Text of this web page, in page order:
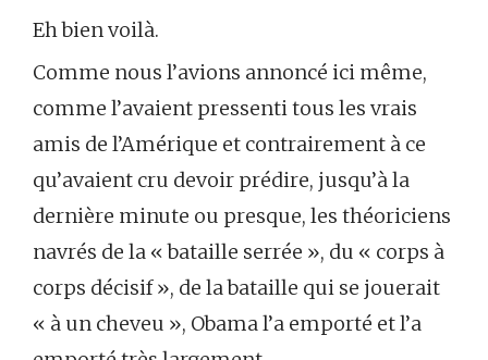
Eh bien voilà.
Comme nous l’avions annoncé ici même,
comme l’avaient pressenti tous les vrais
amis de l’Amérique et contrairement à ce
qu’avaient cru devoir prédire, jusqu’à la
dernière minute ou presque, les théoriciens
navrés de la « bataille serrée », du « corps à
corps décisif », de la bataille qui se jouerait
« à un cheveu », Obama l’a emporté et l’a